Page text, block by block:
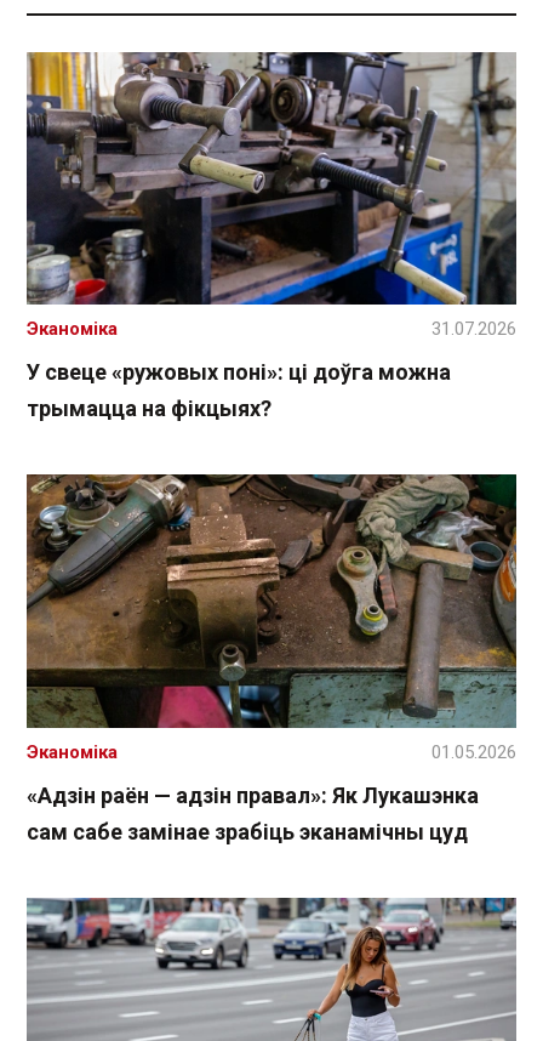
У свеце «ружовых поні»: ці доўга можна
трымацца на фікцыях?
Эканоміка 31.07.2026
«Адзін раён — адзін правал»: Як Лукашэнка
сам сабе замінае зрабіць эканамічны цуд
Эканоміка 01.05.2026